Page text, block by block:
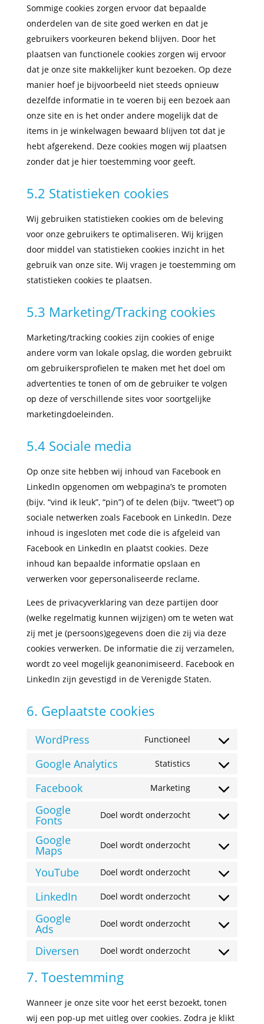
Sommige cookies zorgen ervoor dat bepaalde
onderdelen van de site goed werken en dat je
gebruikers voorkeuren bekend blijven. Door het
plaatsen van functionele cookies zorgen wij ervoor
dat je onze site makkelijker kunt bezoeken. Op deze
manier hoef je bijvoorbeeld niet steeds opnieuw
dezelfde informatie in te voeren bij een bezoek aan
onze site en is het onder andere mogelijk dat de
items in je winkelwagen bewaard blijven tot dat je
hebt afgerekend. Deze cookies mogen wij plaatsen
zonder dat je hier toestemming voor geeft.
5.2 Statistieken cookies
Wij gebruiken statistieken cookies om de beleving
voor onze gebruikers te optimaliseren. Wij krijgen
door middel van statistieken cookies inzicht in het
gebruik van onze site. Wij vragen je toestemming om
statistieken cookies te plaatsen.
5.3 Marketing/Tracking cookies
Marketing/tracking cookies zijn cookies of enige
andere vorm van lokale opslag, die worden gebruikt
om gebruikersprofielen te maken met het doel om
advertenties te tonen of om de gebruiker te volgen
op deze of verschillende sites voor soortgelijke
marketingdoeleinden.
5.4 Sociale media
Op onze site hebben wij inhoud van Facebook en
LinkedIn opgenomen om webpagina’s te promoten
(bijv. “vind ik leuk”, “pin”) of te delen (bijv. “tweet”) op
sociale netwerken zoals Facebook en LinkedIn. Deze
inhoud is ingesloten met code die is afgeleid van
Facebook en LinkedIn en plaatst cookies. Deze
inhoud kan bepaalde informatie opslaan en
verwerken voor gepersonaliseerde reclame.
Lees de privacyverklaring van deze partijen door
(welke regelmatig kunnen wijzigen) om te weten wat
zij met je (persoons)gegevens doen die zij via deze
cookies verwerken. De informatie die zij verzamelen,
wordt zo veel mogelijk geanonimiseerd. Facebook en
LinkedIn zijn gevestigd in de Verenigde Staten.
6. Geplaatste cookies
WordPress Functioneel
Consent
wordpress
Google Analytics Statistics
Consent
google-
Facebook Marketing
Consent
facebook
Google
Fonts Doel wordt onderzocht
Consent
service
google-
Google
Maps Doel wordt onderzocht
Consent
google-
YouTube Doel wordt onderzocht
Consent
youtube
LinkedIn Doel wordt onderzocht
Consent
linkedin
Google
Ads Doel wordt onderzocht
Consent
Diversen Doel wordt onderzocht
Consent
diversen
7. Toestemming
Wanneer je onze site voor het eerst bezoekt, tonen
wij een pop-up met uitleg over cookies. Zodra je klikt